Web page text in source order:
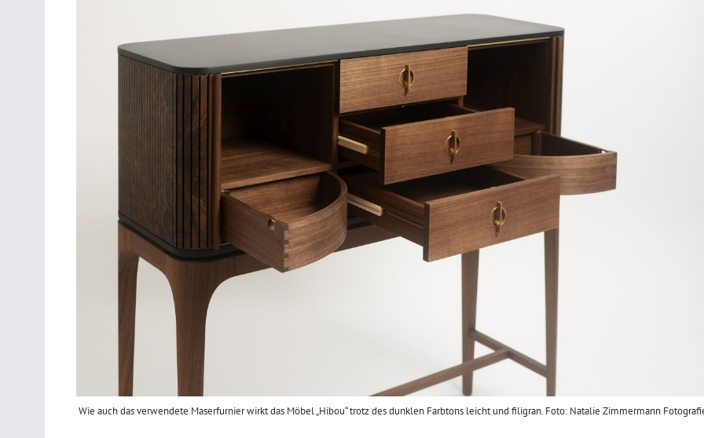
Wie auch das verwendete Maserfurnier wirkt das Möbel „Hibou“ trotz des dunklen Farbtons leicht und filigran. Foto: Natalie Zimmermann